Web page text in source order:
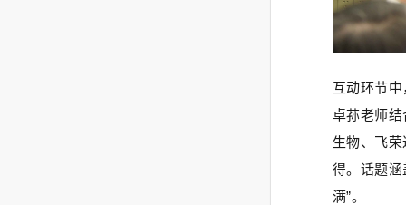
互动环节
卓荪老师
生物、飞
得。话题
满”。